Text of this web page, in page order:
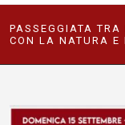
PASSEGGIATA TRA
CON LA NATURA E